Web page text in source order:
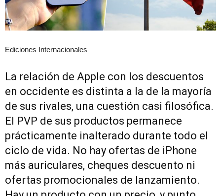
Ediciones Internacionales
La relación de Apple con los descuentos
en occidente es distinta a la de la mayoría
de sus rivales, una cuestión casi filosófica.
El PVP de sus productos permanece
prácticamente inalterado durante todo el
ciclo de vida. No hay ofertas de iPhone
más auriculares, cheques descuento ni
ofertas promocionales de lanzamiento.